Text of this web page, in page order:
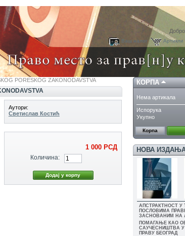
Артикли
Ваш налог
PORESKOG ZAKONODAVSTVA
Аутори:
Светислав Костић
1 000 РСД
Количина:
КОРПА
Нема артикала
Испорука
Укупно
Корпа
НОВА
АПСТРАКТНОСТ У
ПОСЛОВИМА
ЗАСНОВАНИМ НА
ПОМАГАЊЕ КАО
САУЧЕСНИШТВА У
ПРАВУ БЕОГРАД